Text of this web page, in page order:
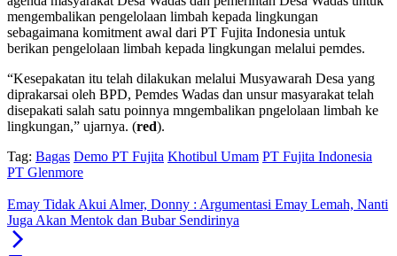
mengembalikan pengelolaan limbah kepada lingkungan
sebagaimana komitment awal dari PT Fujita Indonesia untuk
berikan pengelolaan limbah kepada lingkungan melalui pemdes.
“Kesepakatan itu telah dilakukan melalui Musyawarah Desa yang
diprakarsai oleh BPD, Pemdes Wadas dan unsur masyarakat telah
disepakati salah satu poinnya mngembalikan pngelolaan limbah ke
lingkungan,” ujarnya. (red).
Tag: Bagas Demo PT Fujita Khotibul Umam PT Fujita Indonesia
PT Glenmore
Emay Tidak Akui Almer, Donny : Argumentasi Emay Lemah, Nanti
Juga Akan Mentok dan Bubar Sendirinya